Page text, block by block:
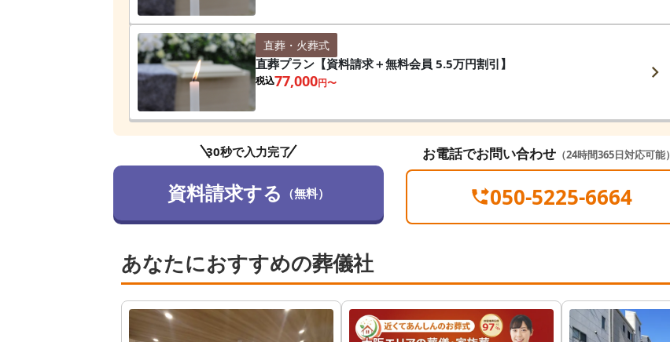
直葬・火葬式
直葬プラン【資料請求＋無料会員 5.5万円割引】
税込77,000円〜
30秒で入力完了
資料請求する （無料）
お電話でお問い合わせ（24時間365日対応可能）
050-5225-6664
あなたにおすすめの葬儀社